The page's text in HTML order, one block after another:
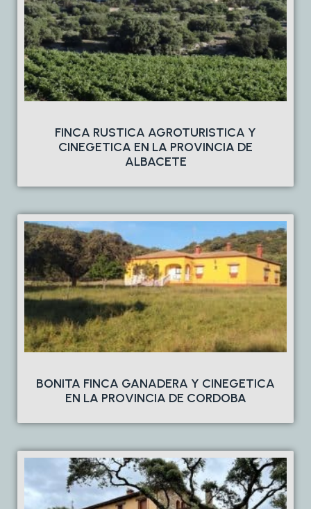
FINCA RUSTICA AGROTURISTICA Y
CINEGETICA EN LA PROVINCIA DE
ALBACETE
BONITA FINCA GANADERA Y CINEGETICA
EN LA PROVINCIA DE CORDOBA